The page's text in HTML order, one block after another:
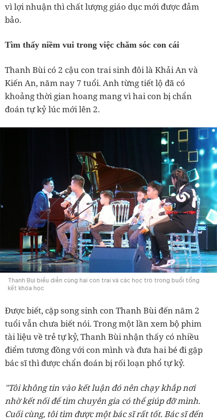
vì lợi nhuận thì chất lượng giáo dục mới được đảm
bảo.
Tìm thấy niềm vui trong việc chăm sóc con cái
Thanh Bùi có 2 cậu con trai sinh đôi là Khải An và
Kiến An, năm nay 7 tuổi. Anh từng tiết lộ đã có
khoảng thời gian hoang mang vì hai con bị chẩn
đoán tự kỷ lúc mới lên 2.
Thanh Bùi biểu diễn cùng hai con trai và các học trò trong buổi tổng
kết khóa học
Được biết, cặp song sinh con Thanh Bùi đến năm 2
tuổi vẫn chưa biết nói. Trong một lần xem bộ phim
tài liệu về trẻ tự kỷ, Thanh Bùi nhận thấy có nhiều
điểm tương đồng với con mình và đưa hai bé đi gặp
bác sĩ thì được chẩn đoán bị rối loạn phổ tự kỷ.
"Tôi không tin vào kết luận đó nên chạy khắp nơi
nhờ kết nối để tìm chuyên gia có thể giúp đỡ mình.
Cuối cùng, tôi tìm được một bác sĩ rất tốt. Bác sĩ đến